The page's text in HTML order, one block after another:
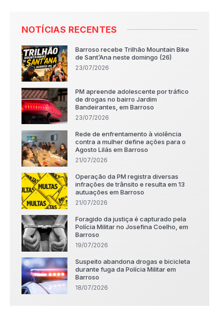
NOTÍCIAS RECENTES
Barroso recebe Trilhão Mountain Bike
de Sant’Ana neste domingo (26)
23/07/2026
PM apreende adolescente por tráfico
de drogas no bairro Jardim
Bandeirantes, em Barroso
23/07/2026
Rede de enfrentamento à violência
contra a mulher define ações para o
Agosto Lilás em Barroso
21/07/2026
Operação da PM registra diversas
infrações de trânsito e resulta em 13
autuações em Barroso
21/07/2026
Foragido da justiça é capturado pela
Polícia Militar no Josefina Coelho, em
Barroso
19/07/2026
Suspeito abandona drogas e bicicleta
durante fuga da Polícia Militar em
Barroso
18/07/2026